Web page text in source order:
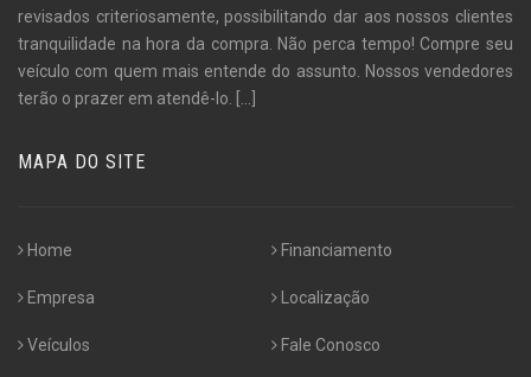
revisados criteriosamente, possibilitando dar aos nossos clientes
tranquilidade na hora da compra. Não perca tempo! Compre seu
veículo com quem mais entende do assunto. Nossos vendedores
terão o prazer em atendê-lo. [...]
MAPA DO SITE
Home
Empresa
Veículos
Financiamento
Localização
Fale Conosco